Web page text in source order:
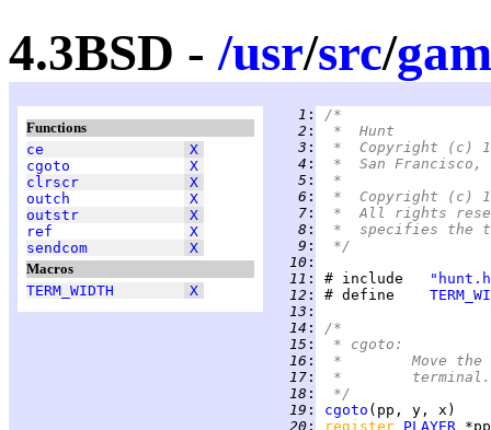
4.3BSD -/usr/src/
Functions
ce
X
cgoto
X
clrscr
X
outch
X
outstr
X
ref
X
sendcom
X
Macros
TERM_WIDTH
X
   1
:
/*
   2
:
*  Hunt
   3
:
*  Copyright (c)
   4
:
*  San
   5
:
*
   6
:
*  Copyright (c)
   7
:
*  All rights
   8
:
*  specifies the
   9
:
*/
  10
:
  11
: # include
  12
: # define
  13
:
  14
:
/*
  15
:
* cgoto:
  16
:
*	Move
  17
:
*	terminal.
  18
:
*/
  19
: cgoto
  20
: register PLAYER